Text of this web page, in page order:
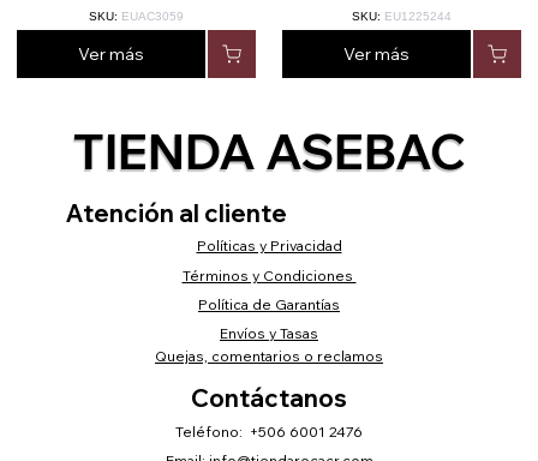
Ver más
SKU: EUAC3059
Ver más
SKU: EU1225244
TIENDA ASEBAC
Atención al cliente
Políticas y Privacidad
Términos y Condiciones
Envíos y Tasas
Política de Garantías
Quejas, comentarios o reclamos
Contáctanos
Teléfono: +506 6001 2476